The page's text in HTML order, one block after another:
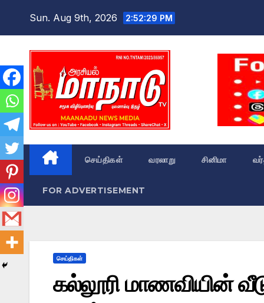
Sun. Aug 9th, 2026 2:52:30 PM
செய்திகள் வரலாறு சினிமா
FOR ADVERTISEMENT
செய்திகள்
கல்லூரி மாணவியின்